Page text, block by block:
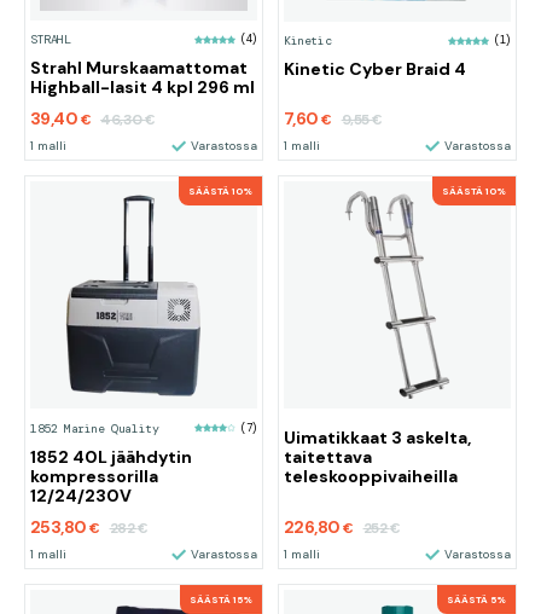
STRAHL (4)
Strahl Murskaamattomat
Highball-lasit 4 kpl 296 ml
39,40 € 46,30€
1 malli Varastossa
Kinetic (1)
Kinetic Cyber Braid 4
7,60€ 9,55€
1 malli Varastossa
SÄÄSTÄ 10%
1852 Marine Quality (7)
1852 40L jäähdytin
kompressorilla
12/24/230V
253,80€ 282€
1 malli Varastossa
SÄÄSTÄ 10%
Uimatikkaat 3 askelta,
taitettava
teleskooppivaiheilla
226,80€ 252€
1 malli Varastossa
SÄÄSTÄ 15% SÄÄSTÄ 5%